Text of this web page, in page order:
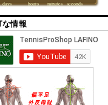
days hours minutes seconds
な情報